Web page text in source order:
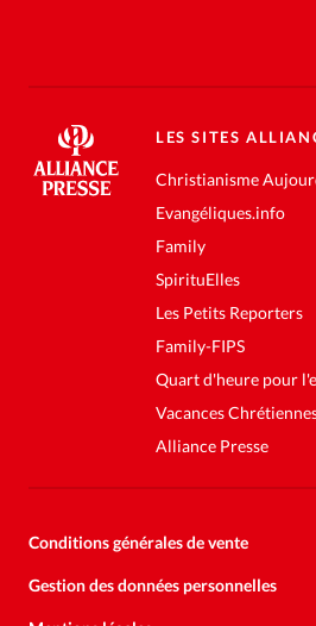
LES SITES
Christianisme
Evangéliques.info
Family
SpirituElles
Les Petits Reporters
Family-FIPS
Quart d'heure pour
Vacances
Alliance Presse
Conditions générales de vente
Gestion des données personnelles